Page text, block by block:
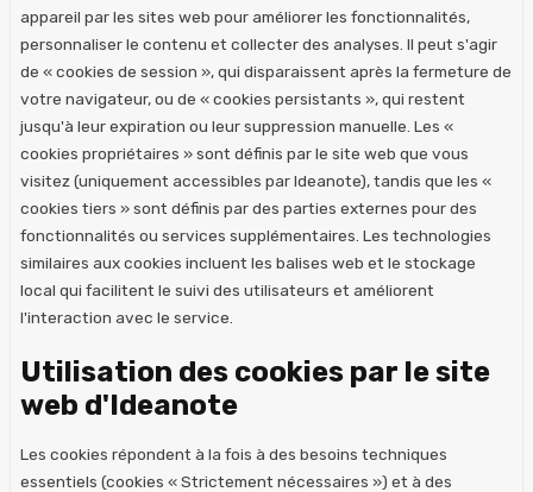
appareil par les sites web pour améliorer les fonctionnalités,
personnaliser le contenu et collecter des analyses. Il peut s'agir
de « cookies de session », qui disparaissent après la fermeture de
votre navigateur, ou de « cookies persistants », qui restent
jusqu'à leur expiration ou leur suppression manuelle. Les «
cookies propriétaires » sont définis par le site web que vous
visitez (uniquement accessibles par Ideanote), tandis que les «
cookies tiers » sont définis par des parties externes pour des
fonctionnalités ou services supplémentaires. Les technologies
similaires aux cookies incluent les balises web et le stockage
local qui facilitent le suivi des utilisateurs et améliorent
l'interaction avec le service.
Utilisation des cookies par le site
web d'Ideanote
Les cookies répondent à la fois à des besoins techniques
essentiels (cookies « Strictement nécessaires ») et à des